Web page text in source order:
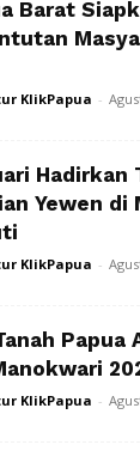
Barat
KlikPapua -
Hadirkan
Yewen di
KlikPapua -
Papua
KlikPapua -